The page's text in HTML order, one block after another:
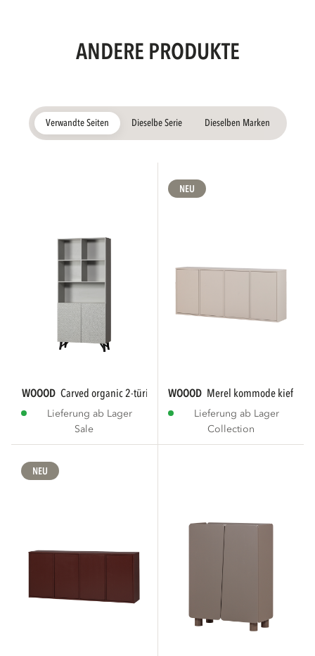
ANDERE PRODUKTE
Verwandte Seiten Dieselbe Serie Dieselben Marken
WOOOD carved organic 2-türiger schrank...
Lieferung ab Lager
Sale
NEU
WOOOD merel kommode kiefer
Lieferung ab Lager
Collection
NEU